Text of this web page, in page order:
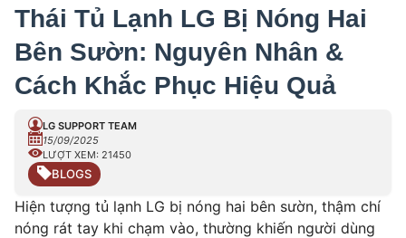
Thái Tủ Lạnh LG Bị Nóng Hai
Bên Sườn: Nguyên Nhân &
Cách Khắc Phục Hiệu Quả
LG SUPPORT TEAM
15/09/2025
LƯỢT XEM: 21450
BLOGS
Hiện tượng tủ lạnh LG bị nóng hai bên sườn, thậm chí
nóng rát tay khi chạm vào, thường khiến người dùng